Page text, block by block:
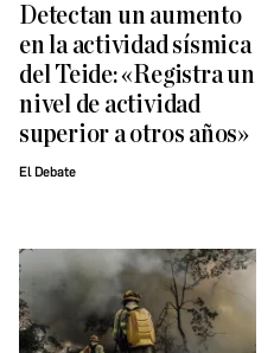
Detectan un aumento
en la actividad sísmica
del Teide: «Registra un
nivel de actividad
superior a otros años»
El Debate